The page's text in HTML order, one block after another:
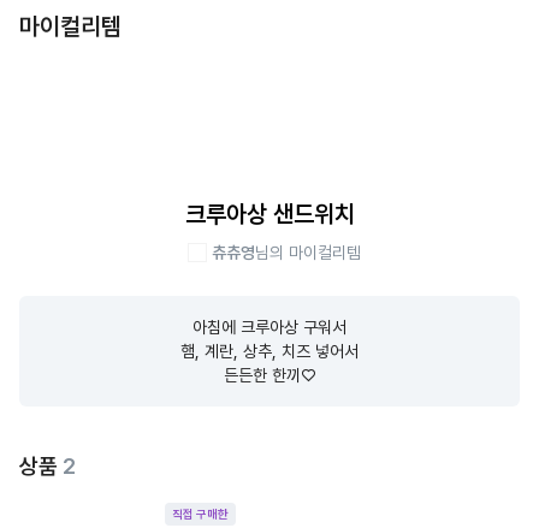
마이컬리템
크루아상 샌드위치
츄츄영님의 마이컬리템
아침에 크루아상 구워서
햄, 계란, 상추, 치즈 넣어서
든든한 한끼♡
상품 2
직접 구매한